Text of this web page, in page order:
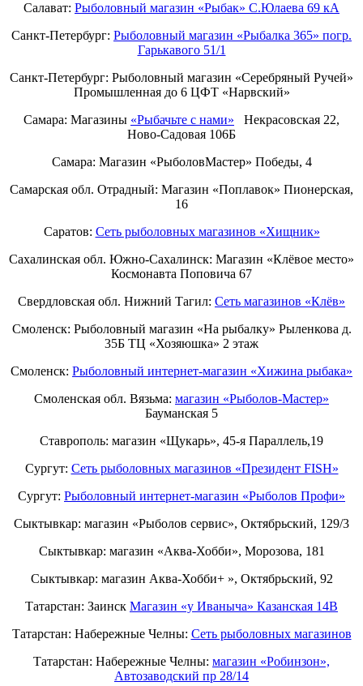
Салават: Рыболовный магазин «Рыбак» С.Юлаева 69 кА
Санкт-Петербург: Рыболовный магазин «Рыбалка 365» погр.
Гарькавого 51/1
Санкт-Петербург: Рыболовный магазин «Серебряный Ручей»
Промышленная до 6 ЦФТ «Нарвский»
Самара: Магазины «Рыбачьте с нами» Некрасовская 22,
Ново-Садовая 106Б
Самара: Магазин «РыболовМастер» Победы, 4
Самарская обл. Отрадный: Магазин «Поплавок» Пионерская,
16
Саратов: Сеть рыболовных магазинов «Хищник»
Сахалинская обл. Южно-Сахалинск: Магазин «Клёвое место»
Космонавта Поповича 67
Свердловская обл. Нижний Тагил: Cеть магазинов «Клёв»
Смоленск: Рыболовный магазин «На рыбалку» Рыленкова д.
35Б ТЦ «Хозяюшка» 2 этаж
Смоленск: Рыболовный интернет-магазин «Хижина рыбака»
Смоленская обл. Вязьма: магазин «Рыболов-Мастер»
Бауманская 5
Ставрополь: магазин «Щукарь», 45-я Параллель,19
Сургут: Сеть рыболовных магазинов «Президент FISH»
Сургут: Рыболовный интернет-магазин «Рыболов Профи»
Сыктывкар: магазин «Рыболов сервис», Октябрьский, 129/3
Сыктывкар: магазин «Аква-Хобби», Морозова, 181
Сыктывкар: магазин Аква-Хобби+ », Октябрьский, 92
Татарстан: Заинск Магазин «у Иваныча» Казанская 14В
Татарстан: Набережные Челны: Cеть рыболовных магазинов
Татарстан: Набережные Челны: магазин «Робинзон»,
Автозаводский пр 28/14